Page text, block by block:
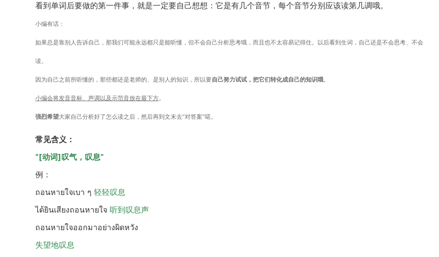
看到单词后要做的第一件事，就是一定要自己想想：它是有几个音节，每个音节分别应该读第几调哦。
小编有话：
如果总是靠别人告诉自己，那我们可能永远都只是能听懂，但不会自己分析思考哦，而且也不太容易记得住。 以后看到生词，自己还是不会思考、不会
读。
因为自己之前所听懂的，那些都还是老师的、是别人的知识，所以要自己努力试试，把它们转化成自己的知识哦。
小编会将发音音标、声调以及示范音放在最下方。
强烈希望大家自己分析好了怎么读之后，然后再到文末去“对答案”喏。
常见含义：
“[动词]叹气，叹息”
例：
ถอนหายใจเบา ๆ 轻轻叹息
ได้ยินเสียงถอนหายใจ 听到叹息声
ถอนหายใจออกมาอย่างผิดหวัง
失望地叹息